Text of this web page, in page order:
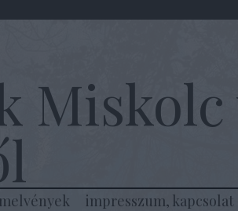
impresszum, kapcsolat